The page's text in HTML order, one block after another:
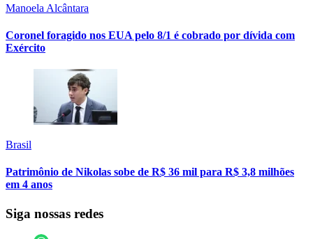
Manoela Alcântara
Coronel foragido nos EUA pelo 8/1 é cobrado por dívida com
Exército
Brasil
Patrimônio de Nikolas sobe de R$ 36 mil para R$ 3,8 milhões
em 4 anos
Siga nossas redes